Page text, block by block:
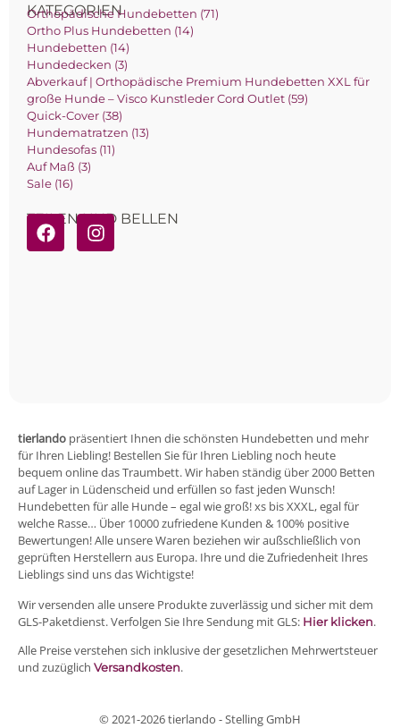
KATEGORIEN
Orthopädische Hundebetten (71)
Ortho Plus Hundebetten (14)
Hundebetten (14)
Hundedecken (3)
Abverkauf | Orthopädische Premium Hundebetten XXL für
große Hunde – Visco Kunstleder Cord Outlet (59)
Quick-Cover (38)
Hundematratzen (13)
Hundesofas (11)
Auf Maß (3)
Sale (16)
TEILEN UND BELLEN
tierlando präsentiert Ihnen die schönsten Hundebetten und mehr
für Ihren Liebling! Bestellen Sie für Ihren Liebling noch heute
bequem online das Traumbett. Wir haben ständig über 2000 Betten
auf Lager in Lüdenscheid und erfüllen so fast jeden Wunsch!
Hundebetten für alle Hunde – egal wie groß! xs bis XXXL, egal für
welche Rasse… Über 10000 zufriedene Kunden & 100% positive
Bewertungen! Alle unsere Waren beziehen wir außschließlich von
geprüften Herstellern aus Europa. Ihre und die Zufriedenheit Ihres
Lieblings sind uns das Wichtigste!
Wir versenden alle unsere Produkte zuverlässig und sicher mit dem
GLS-Paketdienst. Verfolgen Sie Ihre Sendung mit GLS: Hier klicken.
Alle Preise verstehen sich inklusive der gesetzlichen Mehrwertsteuer
und zuzüglich Versandkosten.
© 2021-2026 tierlando - Stelling GmbH